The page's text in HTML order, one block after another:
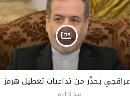
عراقجي يحذّر من تداعيات تعطيل هرمز
منذ 6 أيام